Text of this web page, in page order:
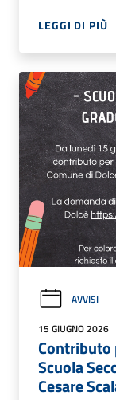
LEGGI DI PIÙ
AVVISI
15 GIUGNO 2026
Contributo
Scuola
Cesare